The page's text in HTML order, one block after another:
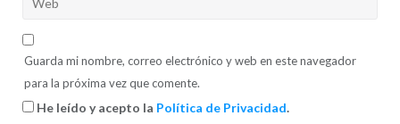
Guarda mi nombre, correo electrónico y web en este navegador
para la próxima vez que comente.
He leído y acepto la Política de Privacidad.